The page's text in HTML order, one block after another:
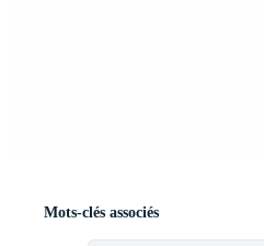
Mots-clés associés